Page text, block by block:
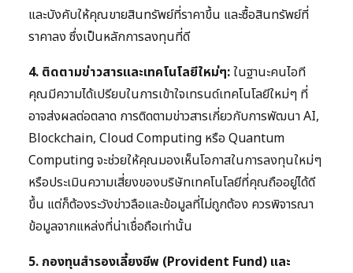
และบังคับให้คุณขายสินทรัพย์ที่ราคาขึ้น และซื้อสินทรัพย์ที่
ราคาลง ซึ่งเป็นหลักการลงทุนที่ดี
4. ติดตามข่าวสารและเทคโนโลยีใหม่ๆ:ในฐานะคนไอที
คุณมีความได้เปรียบในการเข้าใจเทรนด์เทคโนโลยีใหม่ๆ ที่
อาจส่งผลต่อตลาด การติดตามข่าวสารเกี่ยวกับการพัฒนา AI,
Blockchain, Cloud Computing หรือ Quantum
Computing จะช่วยให้คุณมองเห็นโอกาสในการลงทุนใหม่ๆ
หรือประเมินความเสี่ยงของบริษัทเทคโนโลยีที่คุณถืออยู่ได้ดี
ขึ้น แต่ก็ต้องระวังข่าวลือและข้อมูลที่ไม่ถูกต้อง ควรพิจารณา
ข้อมูลจากแหล่งที่น่าเชื่อถือเท่านั้น
5. กองทุนสำรองเลี้ยงชีพ (Provident Fund) และ